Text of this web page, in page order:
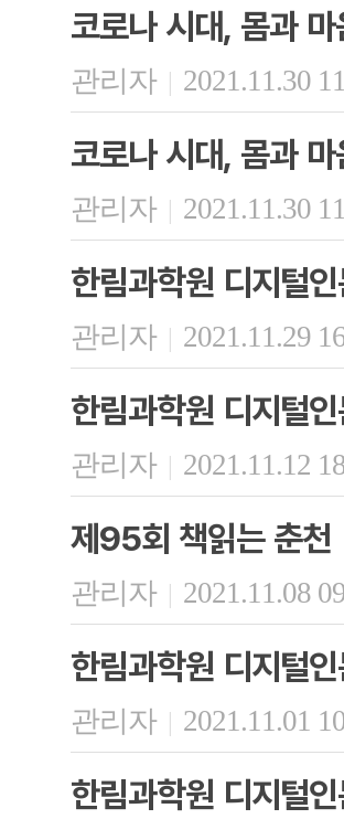
코로나 시대, 몸과
관리자 | 2021.11.30
코로나 시대, 몸과
관리자 | 2021.11.30
한림과학원 디지털
관리자 | 2021.11.29
한림과학원 디지털
관리자 | 2021.11.12
제95회 책읽는 춘천
관리자 | 2021.11.08
한림과학원 디지털
관리자 | 2021.11.01
한림과학원 디지털